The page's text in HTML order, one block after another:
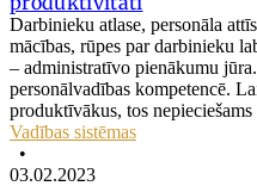
Darbinieku atlase, personāla
mācības, rūpes par darbinieku
– administratīvo pienākumu
personālvadības kompetencē.
produktīvākus, tos
Vadības sistēmas
•
03.02.2023